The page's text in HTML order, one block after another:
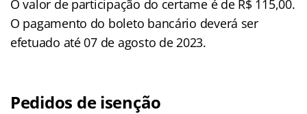
O valor de participação do certame é de R$ 115,00.
O pagamento do boleto bancário deverá ser
efetuado até 07 de agosto de 2023.
Pedidos de isenção